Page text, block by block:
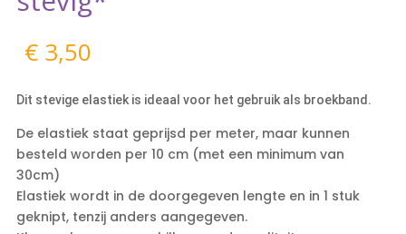
€3,50
Dit stevige elastiek is ideaal voor het gebruik als broekband.
De elastiek staat geprijsd per meter, maar kunnen
besteld worden per 10 cm (met een minimum van
30cm)
Elastiek wordt in de doorgegeven lengte en in 1 stuk
geknipt, tenzij anders aangegeven.